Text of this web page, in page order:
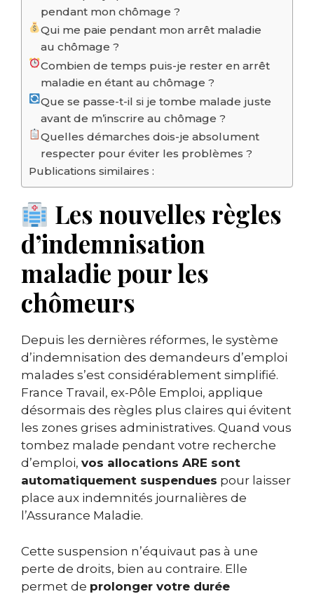
pendant mon chômage ?
Qui me paie pendant mon arrêt maladie
au chômage ?
Combien de temps puis-je rester en arrêt
maladie en étant au chômage ?
Que se passe-t-il si je tombe malade juste
avant de m’inscrire au chômage ?
Quelles démarches dois-je absolument
respecter pour éviter les problèmes ?
Publications similaires :
Les nouvelles règles
d’indemnisation
maladie pour les
chômeurs
Depuis les dernières réformes, le système
d’indemnisation des demandeurs d’emploi
malades s’est considérablement simplifié.
France Travail, ex-Pôle Emploi, applique
désormais des règles plus claires qui évitent
les zones grises administratives. Quand vous
tombez malade pendant votre recherche
d’emploi, vos allocations ARE sont
automatiquement suspendues pour laisser
place aux indemnités journalières de
l’Assurance Maladie.
Cette suspension n’équivaut pas à une
perte de droits, bien au contraire. Elle
permet de prolonger votre durée